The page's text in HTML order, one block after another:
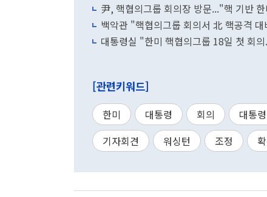
尹, 핵협의그룹 회의장 방문..."핵 기반
백악관 "핵협의그룹 회의서 北 핵공격
대통령실 "한미 핵협의그룹 18일 첫 회
[관련키워드]
한미 대통령 회의 대통
기자회견
워싱턴 조정